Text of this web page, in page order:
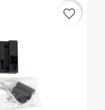
favorite_border